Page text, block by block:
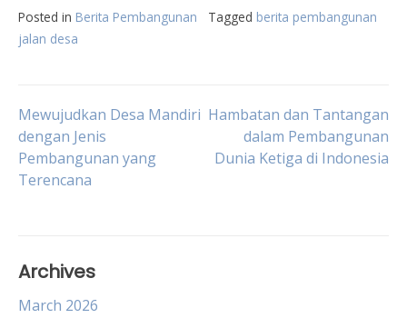
Posted in Berita Pembangunan Tagged berita pembangunan
jalan desa
Post
navigation
Mewujudkan Desa Mandiri
dengan Jenis
Pembangunan yang
Terencana
Hambatan dan Tantangan
dalam Pembangunan
Dunia Ketiga di Indonesia
Archives
March 2026